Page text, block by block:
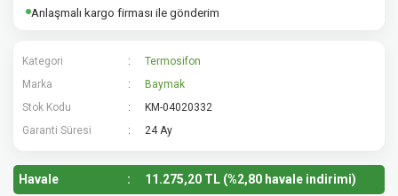
Anlaşmalı kargo firması ile gönderim
Kategori
Termosifon
Marka
Baymak
Stok Kodu
KM-04020332
Garanti Süresi
24 Ay
Havale 11.275,20 TL (%2,80 havale indirimi)